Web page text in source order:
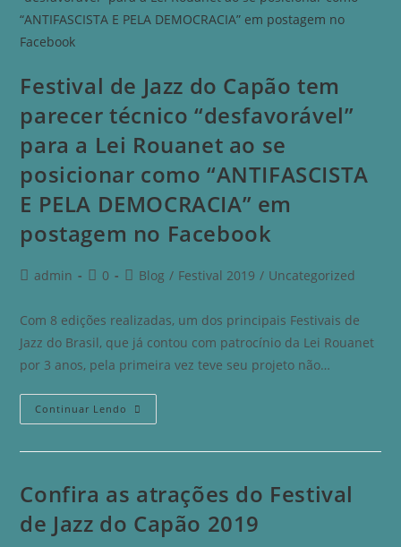
Festival de Jazz do Capão tem
parecer técnico “desfavorável”
para a Lei Rouanet ao se
posicionar como “ANTIFASCISTA
E PELA DEMOCRACIA” em
postagem no Facebook
admin 0 Blog / Festival 2019 / Uncategorized
Com 8 edições realizadas, um dos principais Festivais de
Jazz do Brasil, que já contou com patrocínio da Lei Rouanet
por 3 anos, pela primeira vez teve seu projeto não…
Continuar Lendo
Confira as atrações do Festival
de Jazz do Capão 2019